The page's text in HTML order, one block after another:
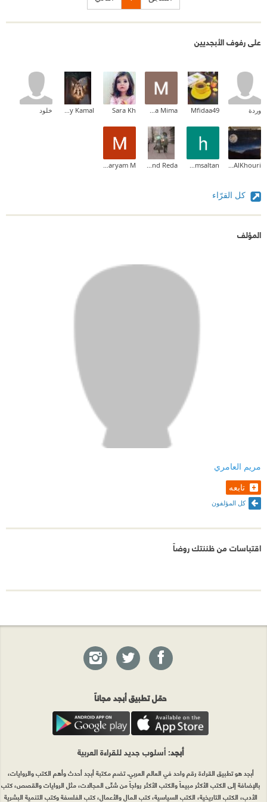
على رفوف الأبجديين
وردة Mfidaa49
Marwa Mima
Sara Kh
Amany Kamal خلود
Almaha AlKhouri
hassan salamsaltan
Hend Reda🤍🌸
Maryam M
كل القرّاء
المؤلف
مريم العامري
تابعه
كل المؤلفون
اقتباسات من ظننتك روضاً
حمّل تطبيق أبجد مجاناً
أبجد: أسلوب جديد للقراءة العربية
أبجد هو تطبيق القراءة رقم واحد في العالم العربي. تضم مكتبة أبجد أحدث وأهم الكتب والروايات،
بالإضافة إلى الكتب الأكثر مبيعاً والكتب الأكثر رواجاً من شتّى المجالات، مثل الروايات والقصص، كتب
الأدب، الكتب التاريخية، الكتب السياسية، كتب المال والأعمال، كتب الفلسفة وكتب التنمية البشرية